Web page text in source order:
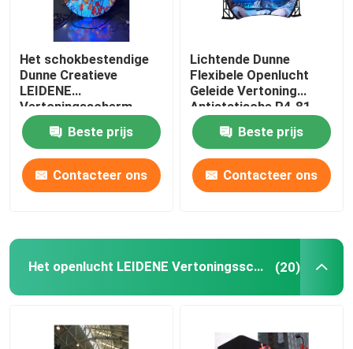
Het schokbestendige
Dunne Creatieve
LEIDENE
Vertoningsscherm
P4.81 P3.91 P2.064
P1.875 Beste prijs
Contacteer ons
Lichtende Dunne
Flexibele Openlucht
Geleide Vertoning
Antistatische P4.81
Beste prijs
Contacteer ons
Het openlucht LEIDENE Vertoningsscherm (20)